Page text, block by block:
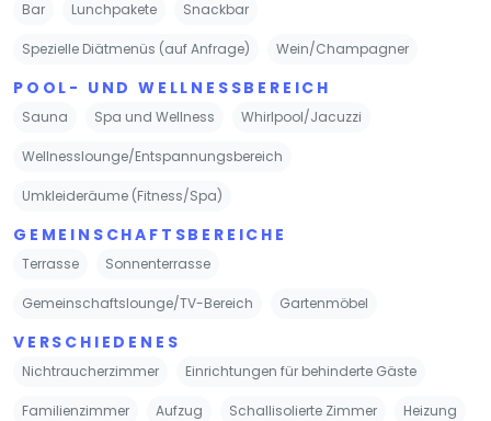
Bar Lunchpakete Snackbar
Spezielle Diätmenüs (auf Anfrage) Wein/Champagner
POOL- UND WELLNESSBEREICH
Sauna Spa und Wellness Whirlpool/Jacuzzi
Wellnesslounge/Entspannungsbereich
Umkleideräume (Fitness/Spa)
GEMEINSCHAFTSBEREICHE
Terrasse Sonnenterrasse
Gemeinschaftslounge/TV-Bereich Gartenmöbel
VERSCHIEDENES
Nichtraucherzimmer Einrichtungen für behinderte Gäste
Familienzimmer Aufzug Schallisolierte Zimmer Heizung